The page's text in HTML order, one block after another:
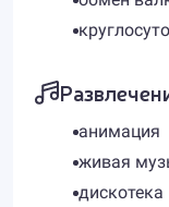
анимация
живая
дискотека